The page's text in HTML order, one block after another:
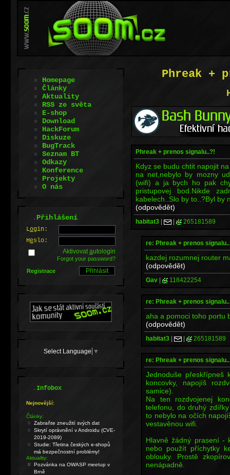
Phreak +
Phreak + prenos signalu..?!
Kdyz se budu chtit napojit
na net,nebylo by mozny
(wifi) a ja bych ho pak
pristupovej bod.Nikde
kabelech..Slo by to..?Byl by
(odpovědět)
habitat3 | | 265181589
re: Phreak + prenos
kazdej rozumnej router
(odpovědět)
Gav | 118422254
re: Phreak + prenos
aha a pomoci toho portu
(odpovědět)
habitat3 | | 265181589
re: Phreak + prenos
Jednoduše přeskřípneš
koncovky, napojíš
samice).
Na ten rozdvojenej
telefonu, do druhý
to nebylo na očích
vestavěnou wifi.
Hlavně žádný prasení -
nebo použít příchytky
oblouky. Prostě
nenápadně.
Homepage
Články
Aktuality
RSS ze světa
E-shop
Download
HackForum
Diskuze
BugTrack
Seznam BT
Odkazy
Konference
Projekty
O nás
.Přihlášení
Login:
Heslo:
Aktivovatautologin
Forgot your password?
Registrace
Select Language ▼
.Infobox
Nejnovější:
Články:
Zabraňte zneužití svých dat
Skrytí oprávnění v Androidu (CVE-
2019-2089)
Studie: Třetina českých e-shopů
má bezpečnostní problémy!
Aktuality:
Pozvánka na OWASP meetup v
Brně